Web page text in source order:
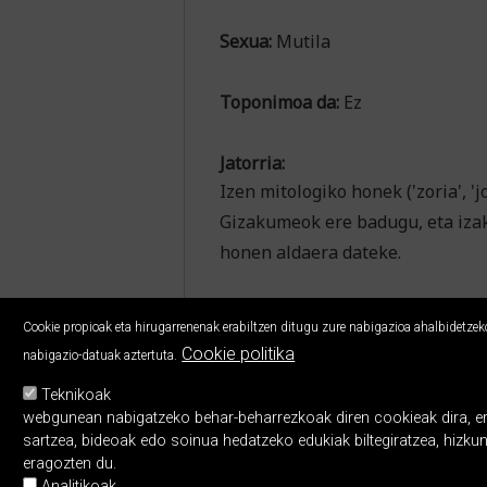
Sexua: Mutila
Toponimoa da: Ez
Jatorria:
Izen mitologiko honek ('zoria',
Gizakumeok ere badugu, eta
honen aldaera dateke.
Cookie propioak eta hirugarrenenak erabiltzen ditugu zure nabigazioa
nabigazio-datuak aztertuta.
Cookie politika
Teknikoak
webgunean nabigatzeko behar-beharrezkoak diren cookieak dira,
sartzea, bideoak edo soinua hedatzeko edukiak biltegiratzea,
eragozten du.